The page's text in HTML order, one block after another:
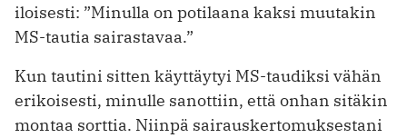
iloisesti: ”Minulla on potilaana kaksi muutakin
MS-tautia sairastavaa.”
Kun tautini sitten käyttäytyi MS-taudiksi vähän
erikoisesti, minulle sanottiin, että onhan sitäkin
montaa sorttia. Niinpä sairauskertomuksestani